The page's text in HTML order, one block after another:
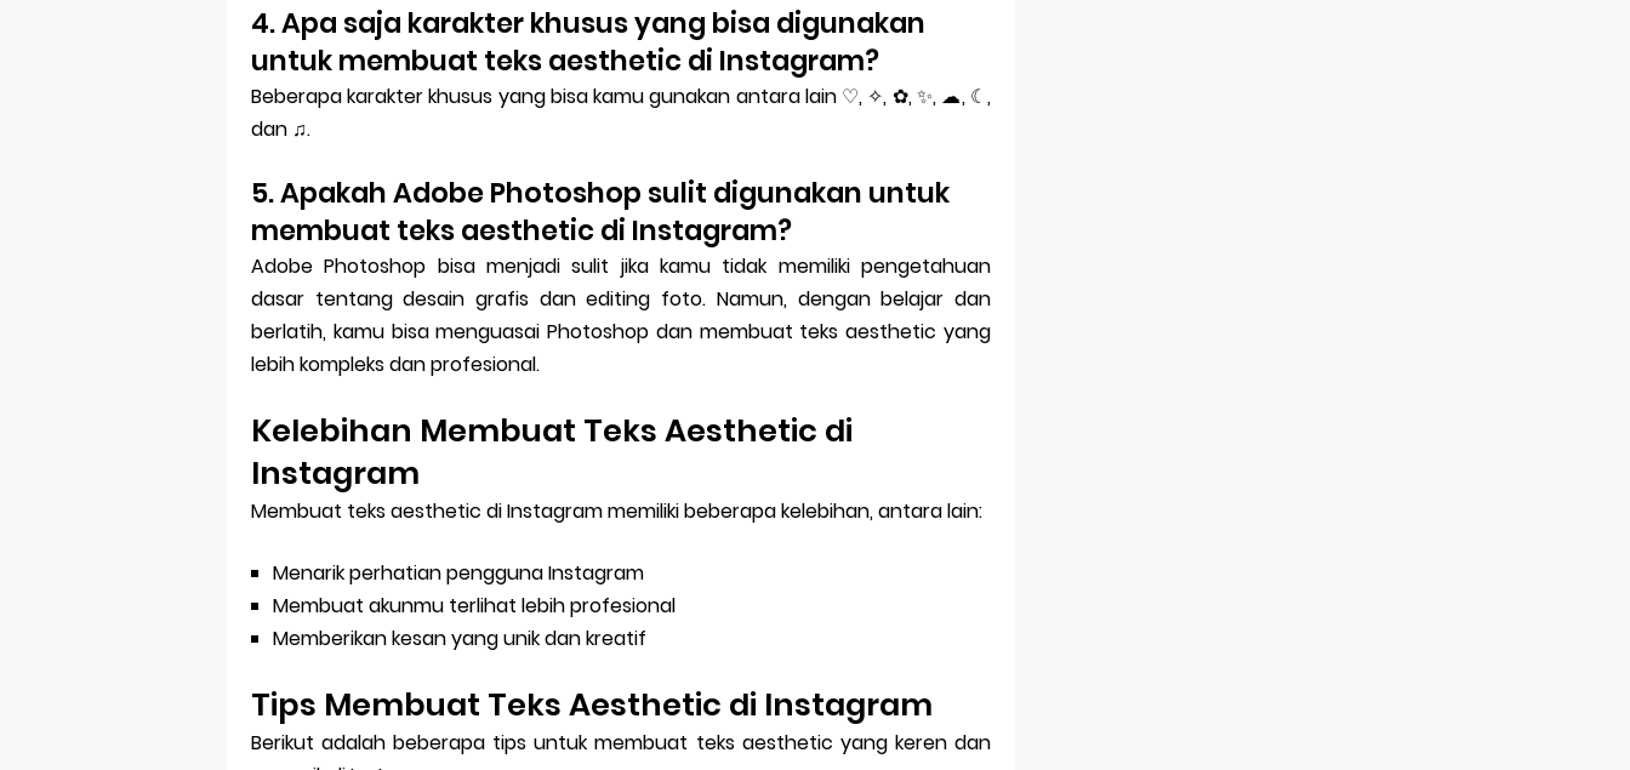
4. Apa saja karakter khusus yang bisa digunakan
untuk membuat teks aesthetic di Instagram?
Beberapa karakter khusus yang bisa kamu gunakan antara lain ♡, ✧, ✿, ✨, ☁, ☾,
dan ♫.
5. Apakah Adobe Photoshop sulit digunakan untuk
membuat teks aesthetic di Instagram?
Adobe Photoshop bisa menjadi sulit jika kamu tidak memiliki pengetahuan
dasar tentang desain grafis dan editing foto. Namun, dengan belajar dan
berlatih, kamu bisa menguasai Photoshop dan membuat teks aesthetic yang
lebih kompleks dan profesional.
Kelebihan Membuat Teks Aesthetic di
Instagram
Membuat teks aesthetic di Instagram memiliki beberapa kelebihan, antara lain:
Menarik perhatian pengguna Instagram
Membuat akunmu terlihat lebih profesional
Memberikan kesan yang unik dan kreatif
Tips Membuat Teks Aesthetic di Instagram
Berikut adalah beberapa tips untuk membuat teks aesthetic yang keren dan